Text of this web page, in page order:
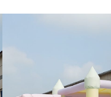
ಸಂವೇದನಾ
ಸುಂದರವಾದ